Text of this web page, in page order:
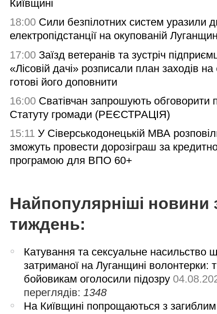
Київщині
18:00 Сили безпілотних систем уразили
електропідстанції на окупованій
17:00 Заїзд ветеранів та зустріч
«Лісовій дачі» розписали план заходів на
готові його доповнити
16:00 Сватівчан запрошують обговорити
Статуту громади (РЕЄСТРАЦІЯ)
15:11 У Сіверськодонецькій МВА
зможуть провести дорозіграш за
програмою для ВПО 60+
Найпопулярніші новини
тиждень:
Катування та сексуальне насильство
затриманої на Луганщині волонтерки:
бойовикам оголосили підозру
переглядів:1348
На Київщині попрощаються з загиблим